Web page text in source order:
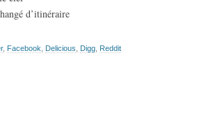
d’itinéraire
, Facebook Delicious Digg Reddit